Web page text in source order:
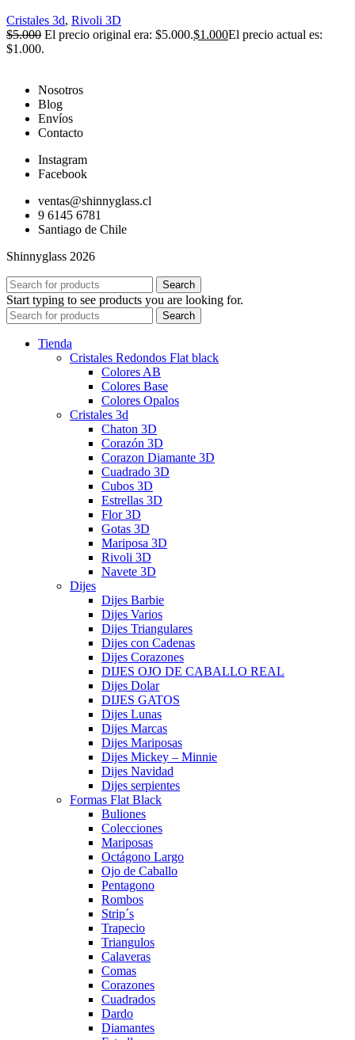
Cristales 3d, Rivoli 3D
$5.000 El precio original era: $5.000.$1.000El precio actual es:
$1.000.
Nosotros
Blog
Envíos
Contacto
Instagram
Facebook
ventas@shinnyglass.cl
9 6145 6781
Santiago de Chile
Shinnyglass 2026
Search
Start typing to see products you are looking for.
Search
Tienda
Cristales Redondos Flat black
Colores AB
Colores Base
Colores Opalos
Cristales 3d
Chaton 3D
Corazón 3D
Corazon Diamante 3D
Cuadrado 3D
Cubos 3D
Estrellas 3D
Flor 3D
Gotas 3D
Mariposa 3D
Rivoli 3D
Navete 3D
Dijes
Dijes Barbie
Dijes Varios
Dijes Triangulares
Dijes con Cadenas
Dijes Corazones
DIJES OJO DE CABALLO REAL
Dijes Dolar
DIJES GATOS
Dijes Lunas
Dijes Marcas
Dijes Mariposas
Dijes Mickey – Minnie
Dijes Navidad
Dijes serpientes
Formas Flat Black
Buliones
Colecciones
Mariposas
Octágono Largo
Ojo de Caballo
Pentagono
Rombos
Strip´s
Trapecio
Triangulos
Calaveras
Comas
Corazones
Cuadrados
Dardo
Diamantes